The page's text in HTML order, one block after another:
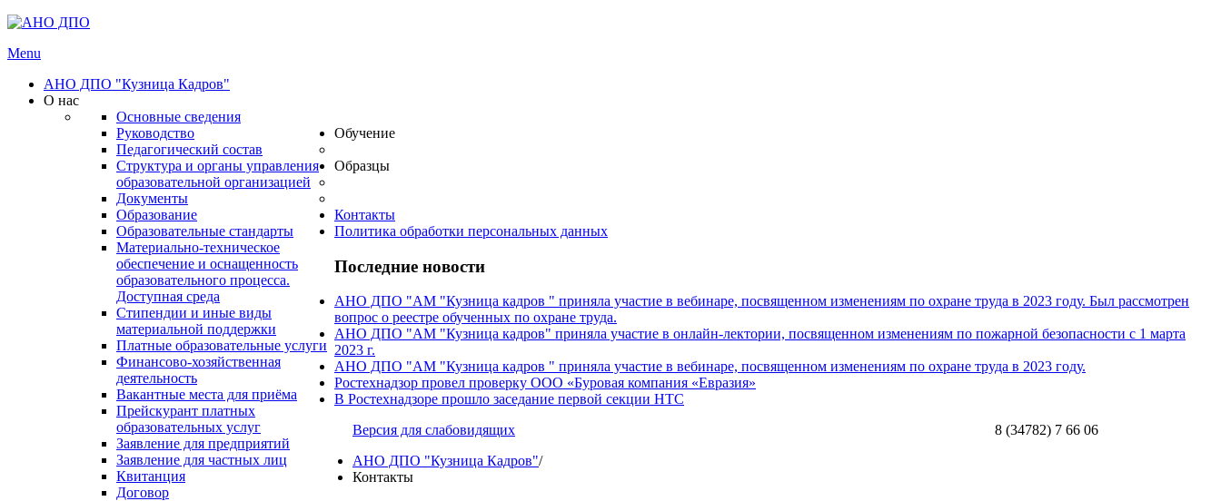
Menu
АНО ДПО "Кузница Кадров"
О нас
Основные сведения
Руководство
Педагогический состав
Структура и органы управления
образовательной организацией
Документы
Образование
Образовательные стандарты
Материально-техническое
обеспечение и оснащенность
образовательного процесса.
Доступная среда
Стипендии и иные виды
материальной поддержки
Платные образовательные услуги
Финансово-хозяйственная
деятельность
Вакантные места для приёма
Обучение
Прейскурант платных
образовательных услуг
Образцы
Заявление для предприятий
Заявление для частных лиц
Квитанция
Договор
Контакты
Политика обработки персональных данных
Последние новости
АНО ДПО "АМ "Кузница кадров " приняла участие в вебинаре, посвященном изменениям по охране труда в 2023 году. Был рассмотрен
вопрос о реестре обученных по охране труда.
АНО ДПО "АМ "Кузница кадров" приняла участие в онлайн-лектории, посвященном изменениям по пожарной безопасности с 1 марта
2023 г.
АНО ДПО "АМ "Кузница кадров " приняла участие в вебинаре, посвященном изменениям по охране труда в 2023 году.
Ростехнадзор провел проверку ООО «Буровая компания «Евразия»
В Ростехнадзоре прошло заседание первой секции НТС
Версия для слабовидящих
8 (34782) 7 66 06
АНО ДПО "Кузница Кадров"/
Контакты